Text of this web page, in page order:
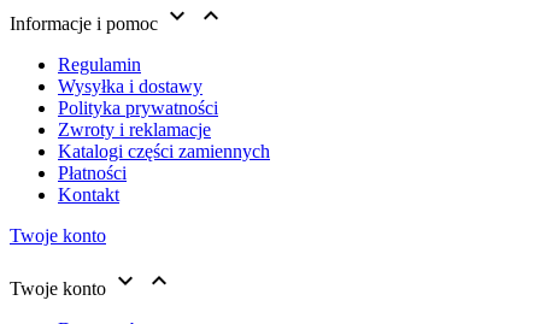
Informacje i pomoc  
Regulamin
Wysyłka i dostawy
Polityka prywatności
Zwroty i reklamacje
Katalogi części zamiennych
Płatności
Kontakt
Twoje konto
Twoje konto  